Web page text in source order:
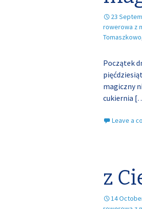
23
rowerowa z
Tomaszkowo
Początek
magiczny
cukiernia
Leave a
z
14